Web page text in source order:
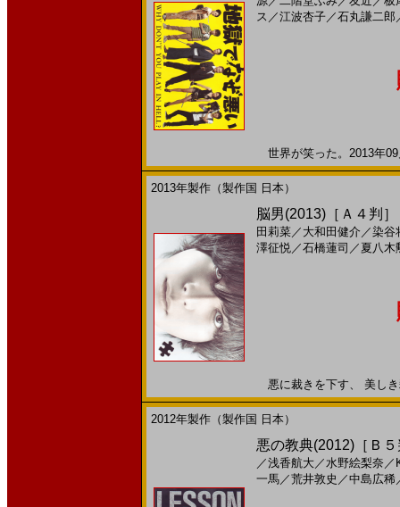
ス ／江波杏子／石丸謙二郎
世界が笑った。2013年
2013年製作（製作国 日本）
脳男(2013)［Ａ４判］
田莉菜／ 大和田健介 ／染谷
澤征悦／石橋蓮司 ／ 夏八木
悪に裁きを下す、 美し
2012年製作（製作国 日本）
悪の教典(2012)［Ｂ
／浅香航大／水野絵梨奈 ／
一馬／荒井敦史 ／中島広稀